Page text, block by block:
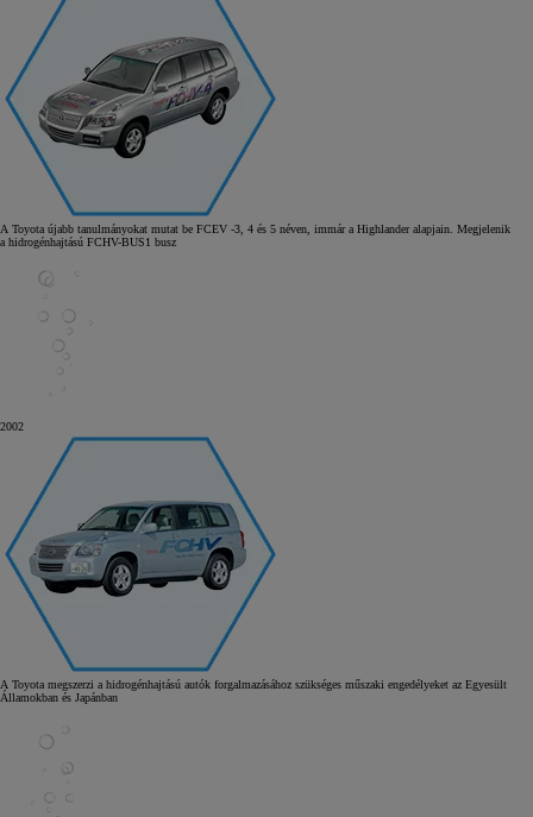
A Toyota újabb tanulmányokat mutat be FCEV -3, 4 és 5 néven, immár a Highlander alapjain. Megjelenik
a hidrogénhajtású FCHV-BUS1 busz
2002
A Toyota megszerzi a hidrogénhajtású autók forgalmazásához szükséges műszaki engedélyeket az Egyesült
Államokban és Japánban